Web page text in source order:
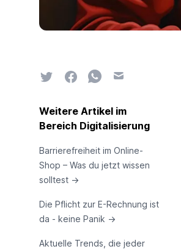
TwitterFacebookWhatsapp
Email
Weitere Artikel im
Bereich Digitalisierung
Barrierefreiheit im Online-
Shop – Was du jetzt wissen
solltest →
Die Pflicht zur E-Rechnung ist
da - keine Panik →
Aktuelle Trends, die jeder